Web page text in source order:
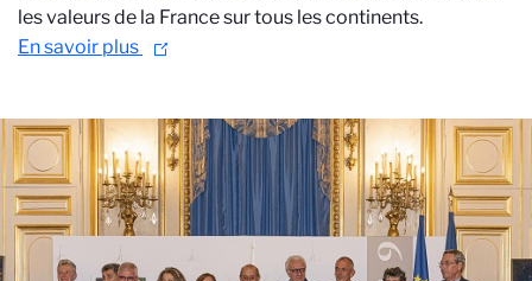
les valeurs de la France sur tous les continents.
En savoir plus